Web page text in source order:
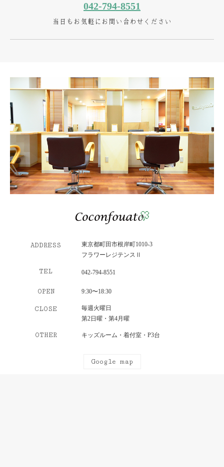
042-794-8551
当日もお気軽にお問い合わせください
ADDRESS
東京都町田市根岸町1010-3
フラワーレジテンスⅡ
TEL 042-794-8551
OPEN 9:30〜18:30
CLOSE
毎週火曜日
第2日曜・第4月曜
OTHER キッズルーム・着付室・P3台
Google map